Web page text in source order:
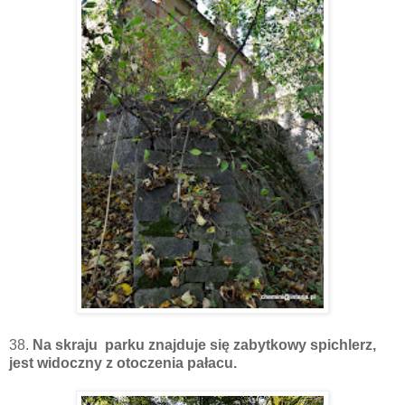
38. Na skraju parku znajduje się zabytkowy spichlerz,
jest widoczny z otoczenia pałacu.